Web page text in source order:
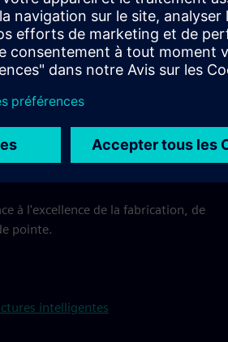
à l'excellence de la fabrication, de
pointe.
intelligentes